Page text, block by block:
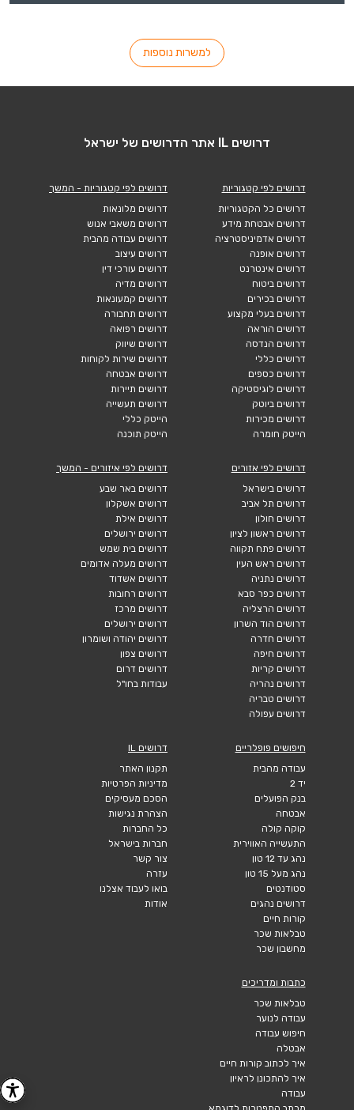
למשרות נוספות
דרושים IL אתר הדרושים של ישראל
דרושים לפי קטגוריות
דרושים כל הקטגוריות
דרושים אבטחת מידע
דרושים אדמיניסטרציה
דרושים אופנה
דרושים אינטרנט
דרושים ביטוח
דרושים בכירים
דרושים בעלי מקצוע
דרושים הוראה
דרושים הנדסה
דרושים כללי
דרושים כספים
דרושים לוגיסטיקה
דרושים ביוטק
דרושים מכירות
הייטק חומרה
דרושים לפי קטגוריות - המשך
דרושים מלונאות
דרושים משאבי אנוש
דרושים עבודה מהבית
דרושים עיצוב
דרושים עורכי דין
דרושים מדיה
דרושים קמעונאות
דרושים תחבורה
דרושים רפואה
דרושים שיווק
דרושים שירות לקוחות
דרושים אבטחה
דרושים תיירות
דרושים תעשייה
הייטק כללי
הייטק תוכנה
דרושים לפי אזורים
דרושים בישראל
דרושים תל אביב
דרושים חולון
דרושים ראשון לציון
דרושים פתח תקווה
דרושים ראש העין
דרושים נתניה
דרושים כפר סבא
דרושים הרצליה
דרושים הוד השרון
דרושים חדרה
דרושים חיפה
דרושים קריות
דרושים נהריה
דרושים טבריה
דרושים עפולה
דרושים לפי איזורים - המשך
דרושים באר שבע
דרושים אשקלון
דרושים אילת
דרושים ירושלים
דרושים בית שמש
דרושים מעלה אדומים
דרושים אשדוד
דרושים רחובות
דרושים מרכז
דרושים ירושלים
דרושים יהודה ושומרון
דרושים צפון
דרושים דרום
עבודות בחו"ל
חיפושים פופלריים
עבודה מהבית
יד 2
בנק הפועלים
אבטחה
קוקה קולה
התעשייה האווירית
נהג עד 12 טון
נהג מעל 15 טון
סטודנטים
דרושים נהגים
קורות חיים
טבלאות שכר
מחשבון שכר
דרושים IL
תקנון האתר
מדיניות הפרטיות
הסכם מעסיקים
הצהרת נגישות
כל החברות
חברות בישראל
צור קשר
עזרה
בואו לעבוד אצלנו
אודות
כתבות ומדריכים
טבלאות שכר
עבודה לנוער
חיפוש עבודה
אבטלה
איך לכתוב קורות חיים
איך להתכונן לראיון
עבודה